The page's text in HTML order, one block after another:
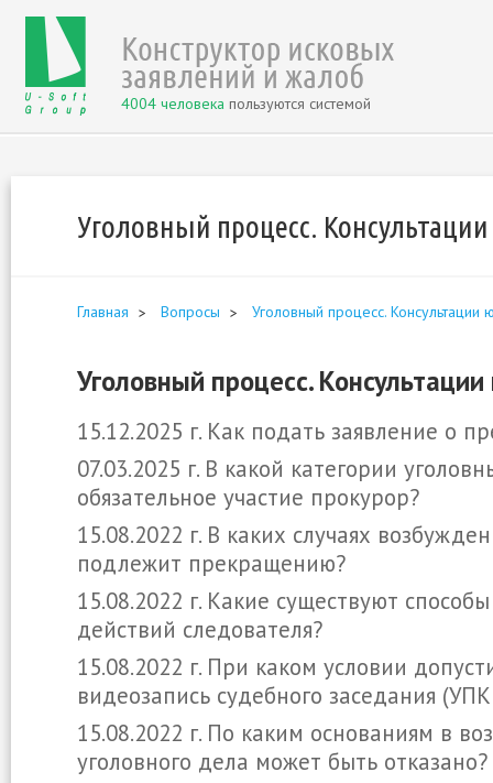
4004 человека пользуются системой
Уголовный процесс.
Главная Вопросы Уголовный процесс. Консультации
Уголовный процесс.
15.12.2025 г. Как подать заявление о
07.03.2025 г. В какой категории
обязательное участие прокурор?
15.08.2022 г. В каких случаях
подлежит прекращению?
15.08.2022 г. Какие существуют
действий следователя?
15.08.2022 г. При каком условии
видеозапись судебного заседания
15.08.2022 г. По каким основаниям в
уголовного дела может быть отказано?